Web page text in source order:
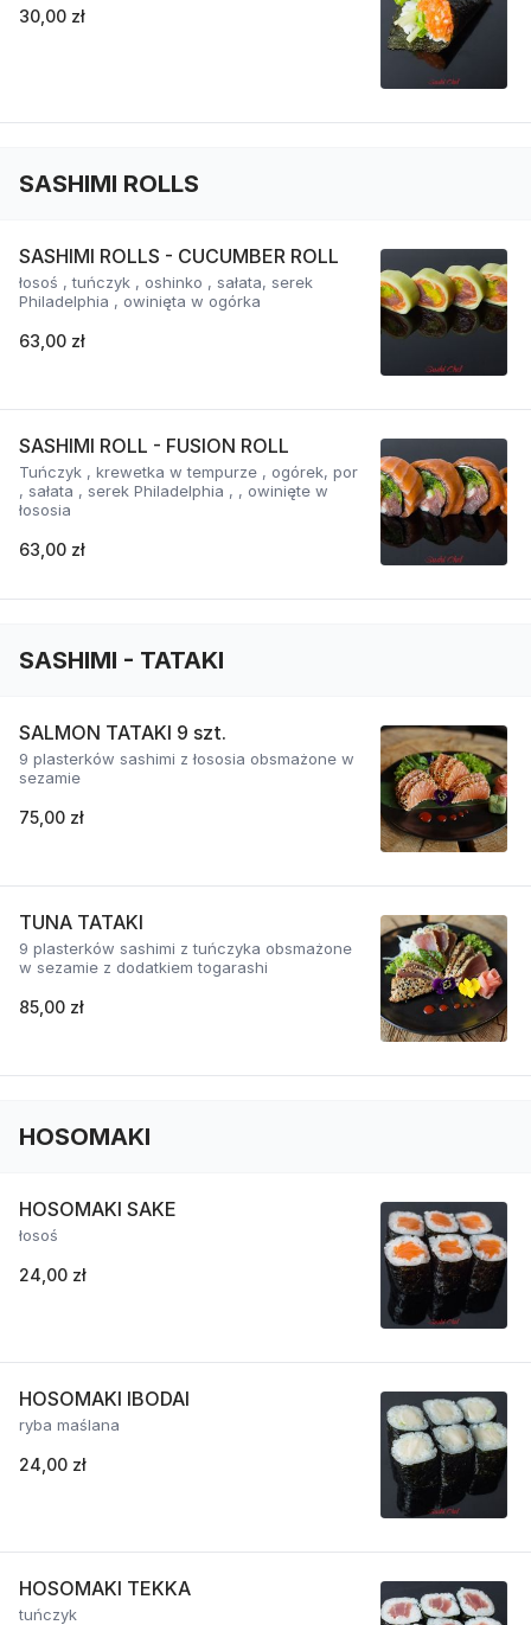
30,00 zł
SASHIMI ROLLS
SASHIMI ROLLS - CUCUMBER ROLL
łosoś , tuńczyk , oshinko , sałata, serek
Philadelphia , owinięta w ogórka
63,00 zł
SASHIMI ROLL - FUSION ROLL
Tuńczyk , krewetka w tempurze , ogórek, por
, sałata , serek Philadelphia , , owinięte w
łososia
63,00 zł
SASHIMI - TATAKI
SALMON TATAKI 9 szt.
9 plasterków sashimi z łososia obsmażone w
sezamie
75,00 zł
TUNA TATAKI
9 plasterków sashimi z tuńczyka obsmażone
w sezamie z dodatkiem togarashi
85,00 zł
HOSOMAKI
HOSOMAKI SAKE
łosoś
24,00 zł
HOSOMAKI IBODAI
ryba maślana
24,00 zł
HOSOMAKI TEKKA
tuńczyk